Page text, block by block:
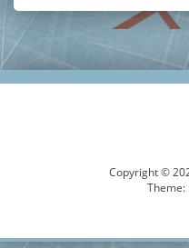
Copyright ©
Theme: